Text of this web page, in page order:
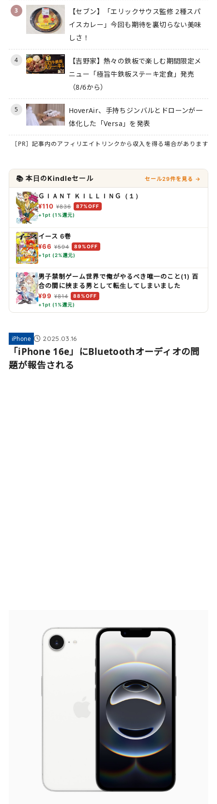
3
【セブン】「エリックサウス監修 2種スパ
イスカレー」今回も期待を裏切らない美味
しさ！
4
【吉野家】熱々の鉄板で楽しむ期間限定メ
ニュー「極旨牛鉄板ステーキ定食」発売
（8/6から）
5
HoverAir、手持ちジンバルとドローンが一
体化した「Versa」を発表
［PR］記事内のアフィリエイトリンクから収入を得る場合があります
📚 本日のKindleセール セール29件を見る →
ＧＩＡＮＴ ＫＩＬＬＩＮＧ（１）
¥110 ¥836
87%OFF
+1pt (1%還元)
イース 6巻
¥66 ¥594
89%OFF
+1pt (2%還元)
男子禁制ゲーム世界で俺がやるべき唯一のこと(1) 百
合の間に挟まる男として転生してしまいました
¥99 ¥814
88%OFF
+1pt (1%還元)
iPhone 2025.03.16
「iPhone 16e」にBluetoothオーディオの問
題が報告される